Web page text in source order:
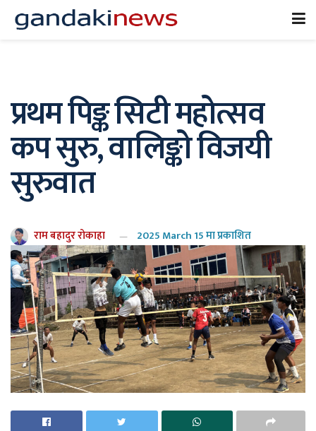
प्रथम पिङ्क सिटी महोत्सव
कप सुरु, वालिङ्को विजयी
सुरुवात
राम बहादुर रोकाहा 2025 March 15 मा प्रकाशित